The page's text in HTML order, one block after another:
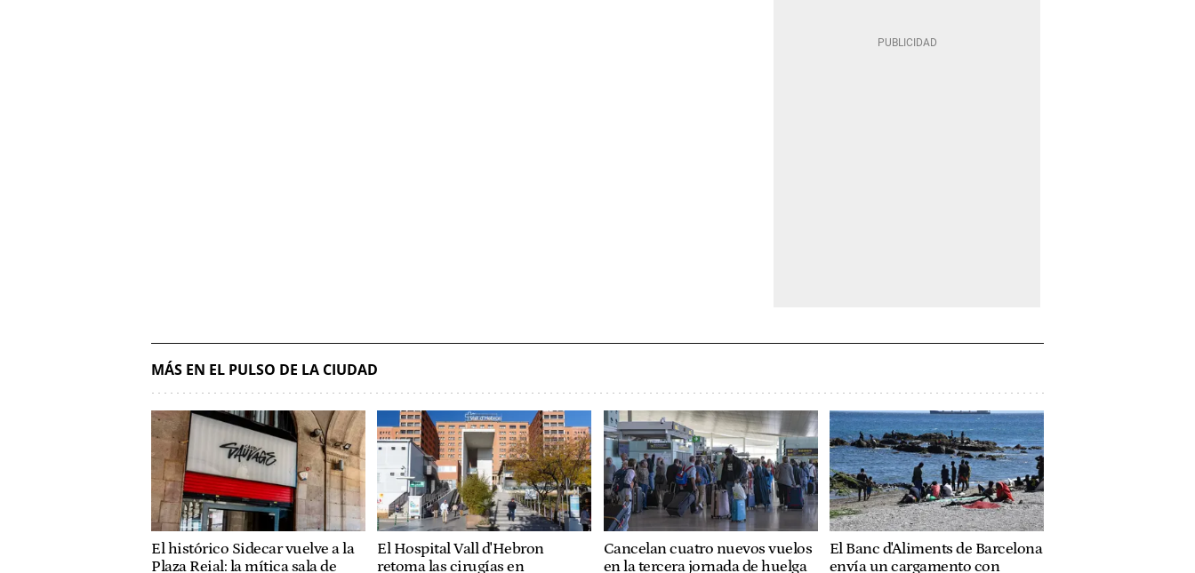
MÁS EN EL PULSO DE LA CIUDAD
El histórico Sidecar vuelve a la
Plaza Reial: la mítica sala de
El Hospital Vall d'Hebron
retoma las cirugías en
Cancelan cuatro nuevos vuelos
en la tercera jornada de huelga
El Banc d'Aliments de Barcelona
envía un cargamento con